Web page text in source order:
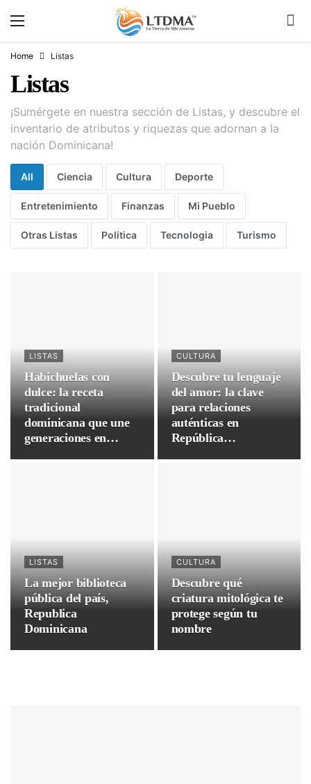
Home Listas
Listas
¡Sumérgete en nuestra sección de Listas, y descubre el
inventario de atributos y riquezas que adornan a la
nación Dominicana!
All Ciencia Cultura Deporte
Entretenimiento Finanzas Mi Pueblo
Otras Listas Politica Tecnologia Turismo
LISTAS
Habichuelas con
dulce: la receta
tradicional
dominicana que une
generaciones en
CULTURA
Descubre tu lenguaje
del amor: la clave
para relaciones
auténticas en
República
LISTAS
La mejor biblioteca
pública del país,
Republica
Dominicana
CULTURA
Descubre qué
criatura mitológica te
protege según tu
nombre